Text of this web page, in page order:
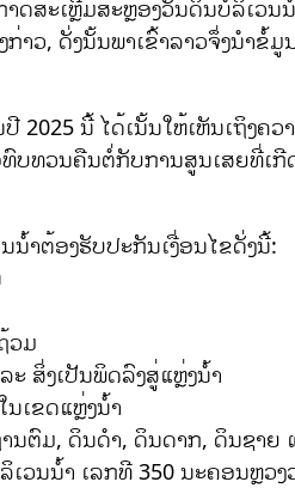
າດສະເຫຼີມສະຫຼອງວັນດິນບໍລິເວ
າວ, ດັ່ງນັ້ນພາເຂົ້າລາວຈຶ່ງນໍາຂໍ້
2025 ນີ້ ໄດ້ເນັ້ນໃຫ້ເຫັນເຖິງຄ
ບທວນຄືນຕໍ່ກັບການສູນເສຍທີ່ເກີ
ນໍ້າຕ້ອງຮັບປະກັນເງື່ອນໄຂດັ່ງນີ້:
ວມ
ະ ສິ່ງເປັນພິດລົງສູ່ແຫຼ່ງນໍ້າ
ເຂດແຫຼ່ງນໍ້າ
ນຕົມ, ດິນດໍາ, ດິນດາກ, ດິນຊາຍ
ວນນໍ້າ ເລກທີ 350 ນະຄອນຫຼວງ